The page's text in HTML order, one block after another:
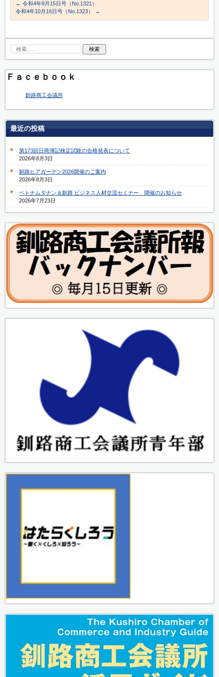
← 令和4年9月15日号（No.1321）
令和4年10月16日号（No.1323）
→
Ｆａｃｅｂｏｏｋ
釧路商工会議所
最近の投稿
第173回日商簿記検定試験の合格発表について
2026年8月3日
釧路ヒアガーデン2026開催のご案内
2026年8月3日
ベトナムダナン＆釧路 ビジネス人材交流セミナー 開催のお知らせ
2026年7月23日